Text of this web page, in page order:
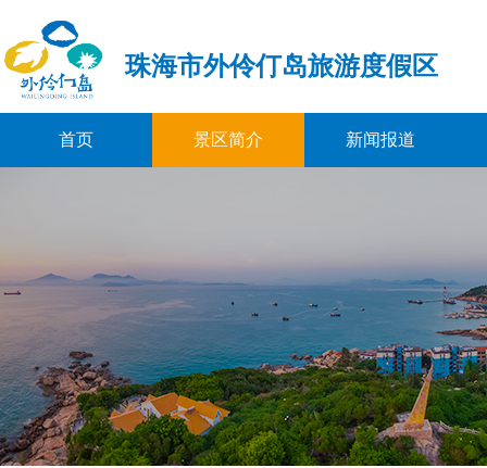
珠海市外伶仃岛旅游度假区
首页 景区简介 新闻报道